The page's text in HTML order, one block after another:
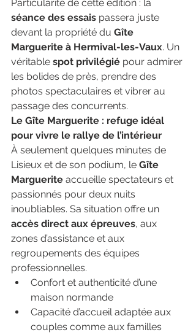
Particularité de cette édition : la
séance des essais passera juste
devant la propriété du Gîte
Marguerite à Hermival-les-Vaux. Un
véritable spot privilégié pour admirer
les bolides de près, prendre des
photos spectaculaires et vibrer au
passage des concurrents.
Le Gîte Marguerite : refuge idéal
pour vivre le rallye de l’intérieur
À seulement quelques minutes de
Lisieux et de son podium, le Gîte
Marguerite accueille spectateurs et
passionnés pour deux nuits
inoubliables. Sa situation offre un
accès direct aux épreuves, aux
zones d’assistance et aux
regroupements des équipes
professionnelles.
Confort et authenticité d’une
maison normande
Capacité d’accueil adaptée aux
couples comme aux familles